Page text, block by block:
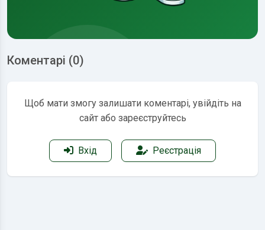
Коментарі (0)
Щоб мати змогу залишати коментарі, увійдіть на
сайт або зареєструйтесь
Вхід Реєстрація